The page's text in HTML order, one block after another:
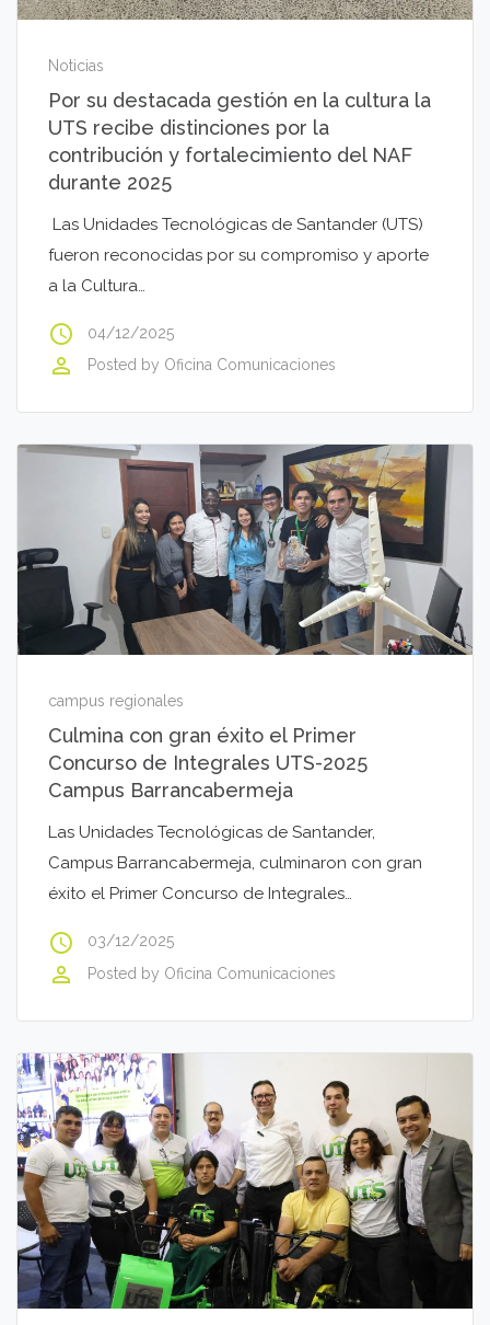
Noticias
Por su destacada gestión en la cultura la
UTS recibe distinciones por la
contribución y fortalecimiento del NAF
durante 2025
Las Unidades Tecnológicas de Santander (UTS)
fueron reconocidas por su compromiso y aporte
a la Cultura…
access_time 04/12/2025
perm_identity Posted by Oficina Comunicaciones
campus regionales
Culmina con gran éxito el Primer
Concurso de Integrales UTS-2025
Campus Barrancabermeja
Las Unidades Tecnológicas de Santander,
Campus Barrancabermeja, culminaron con gran
éxito el Primer Concurso de Integrales…
access_time 03/12/2025
perm_identity Posted by Oficina Comunicaciones